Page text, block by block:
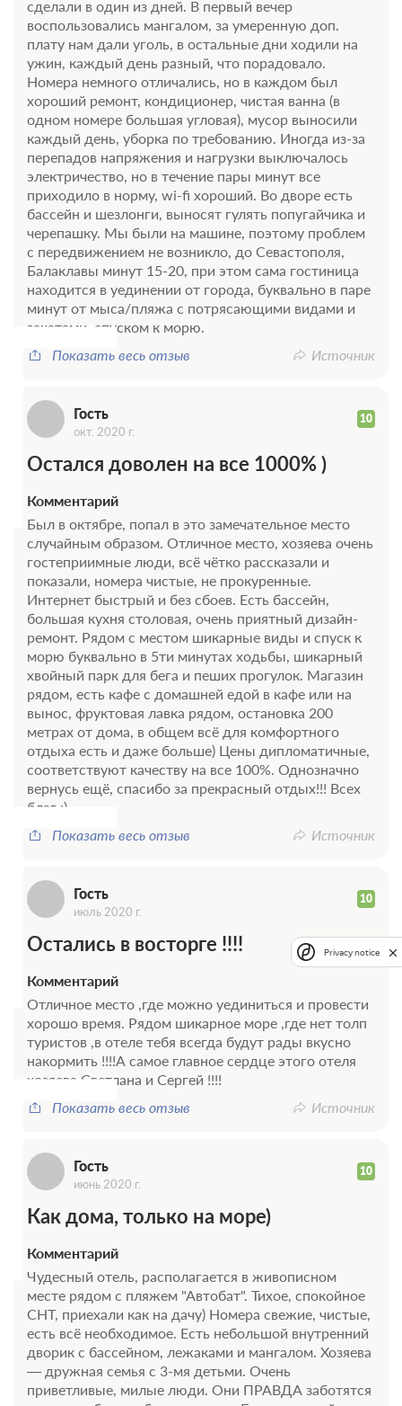
сделали в один из дней. В первый вечер
воспользовались мангалом, за умеренную доп.
плату нам дали уголь, в остальные дни ходили на
ужин, каждый день разный, что порадовало.
Номера немного отличались, но в каждом был
хороший ремонт, кондиционер, чистая ванна (в
одном номере большая угловая), мусор выносили
каждый день, уборка по требованию. Иногда из-за
перепадов напряжения и нагрузки выключалось
электричество, но в течение пары минут все
приходило в норму, wi-fi хороший. Во дворе есть
бассейн и шезлонги, выносят гулять попугайчика и
черепашку. Мы были на машине, поэтому проблем
с передвижением не возникло, до Севастополя,
Балаклавы минут 15-20, при этом сама гостиница
находится в уединении от города, буквально в паре
минут от мыса/пляжа с потрясающими видами и
закатами, спуском к морю.
Показать весь отзыв
Источник
Гость 10
окт. 2020 г.
Остался доволен на все 1000% )
Комментарий
Был в октябре, попал в это замечательное место
случайным образом. Отличное место, хозяева очень
гостеприимные люди, всё чётко рассказали и
показали, номера чистые, не прокуренные.
Интернет быстрый и без сбоев. Есть бассейн,
большая кухня столовая, очень приятный дизайн-
ремонт. Рядом с местом шикарные виды и спуск к
морю буквально в 5ти минутах ходьбы, шикарный
хвойный парк для бега и пеших прогулок. Магазин
рядом, есть кафе с домашней едой в кафе или на
вынос, фруктовая лавка рядом, остановка 200
метрах от дома, в общем всё для комфортного
отдыха есть и даже больше) Цены дипломатичные,
соответствуют качеству на все 100%. Однозначно
вернусь ещё, спасибо за прекрасный отдых!!! Всех
благ :)
Показать весь отзыв
Источник
Гость 10
июль 2020 г.
Остались в восторге !!!!
Комментарий
Отличное место ,где можно уединиться и провести
хорошо время. Рядом шикарное море ,где нет толп
туристов ,в отеле тебя всегда будут рады вкусно
накормить !!!!А самое главное сердце этого отеля
хозяева Светлана и Сергей !!!!
Показать весь отзыв
Источник
Гость 10
июнь 2020 г.
Как дома, только на море)
Комментарий
Чудесный отель, располагается в живописном
месте рядом с пляжем "Автобат". Тихое, спокойное
СНТ, приехали как на дачу) Номера свежие, чистые,
есть всё необходимое. Есть небольшой внутренний
дворик с бассейном, лежаками и мангалом. Хозяева
— дружная семья с 3-мя детьми. Очень
приветливые, милые люди. Они ПРАВДА заботятся
Privacy notice